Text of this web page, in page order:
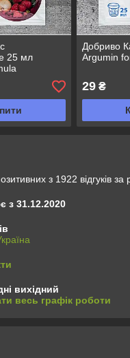
25 мл
Добриво
Argumin
29₴
з 1922 відгуків за
з 31.12.2020
вихідний
весь графік роботи